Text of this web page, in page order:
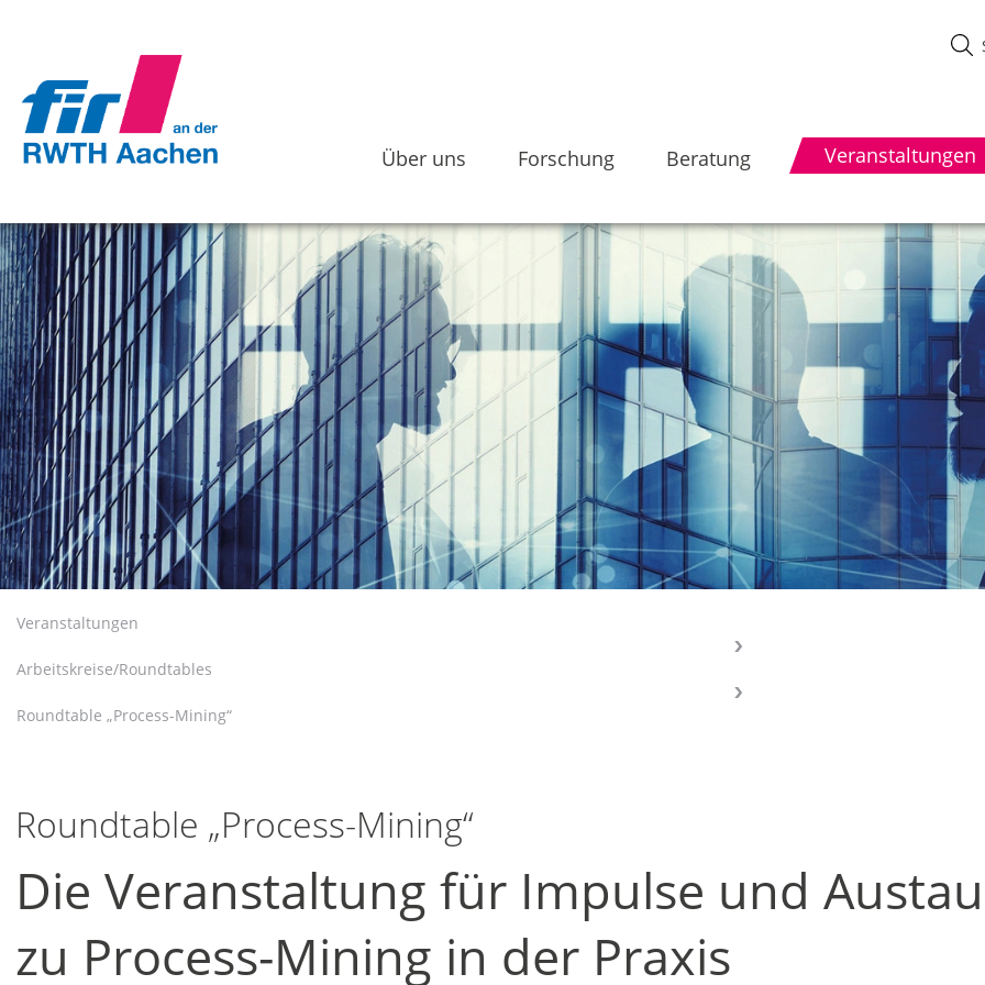
Über uns Forschung Beratung Veranstaltungen
Veranstaltungen
Arbeitskreise/Roundtables
Roundtable „Process-Mining“
Roundtable „Process-Mining“
Die Veranstaltung für Impulse und
zu Process-Mining in der Praxis